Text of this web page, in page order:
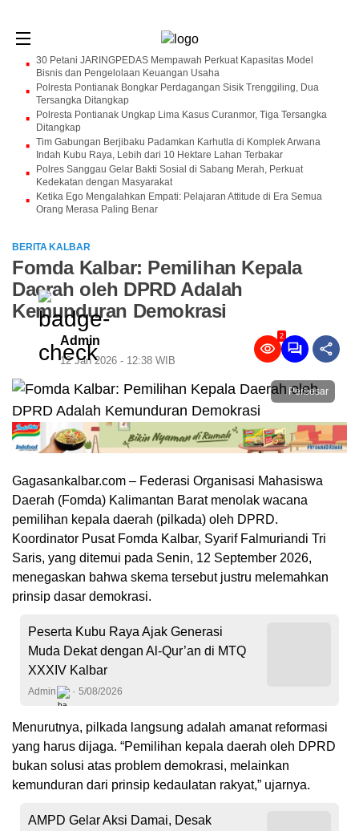
30 Petani JARINGPEDAS Mempawah Perkuat Kapasitas Model
Bisnis dan Pengelolaan Keuangan Usaha
Polresta Pontianak Bongkar Perdagangan Sisik Trenggiling, Dua
Tersangka Ditangkap
Polresta Pontianak Ungkap Lima Kasus Curanmor, Tiga Tersangka
Ditangkap
Tim Gabungan Berjibaku Padamkan Karhutla di Komplek Arwana
Indah Kubu Raya, Lebih dari 10 Hektare Lahan Terbakar
Polres Sanggau Gelar Bakti Sosial di Sabang Merah, Perkuat
Kedekatan dengan Masyarakat
Ketika Ego Mengalahkan Empati: Pelajaran Attitude di Era Semua
Orang Merasa Paling Benar
BERITA KALBAR
Fomda Kalbar: Pemilihan Kepala
Daerah oleh DPRD Adalah
Kemunduran Demokrasi
Admin
12 Jan 2026 - 12:38 WIB
2
Perbesar
Gagasankalbar.com – Federasi Organisasi Mahasiswa
Daerah (Fomda) Kalimantan Barat menolak wacana
pemilihan kepala daerah (pilkada) oleh DPRD.
Koordinator Pusat Fomda Kalbar, Syarif Falmuriandi Tri
Saris, yang ditemui pada Senin, 12 September 2026,
menegaskan bahwa skema tersebut justru melemahkan
prinsip dasar demokrasi.
Peserta Kubu Raya Ajak Generasi
Muda Dekat dengan Al-Qur’an di MTQ
XXXIV Kalbar
Admin 5/08/2026
Menurutnya, pilkada langsung adalah amanat reformasi
yang harus dijaga. “Pemilihan kepala daerah oleh DPRD
bukan solusi atas problem demokrasi, melainkan
kemunduran dari prinsip kedaulatan rakyat,” ujarnya.
AMPD Gelar Aksi Damai, Desak